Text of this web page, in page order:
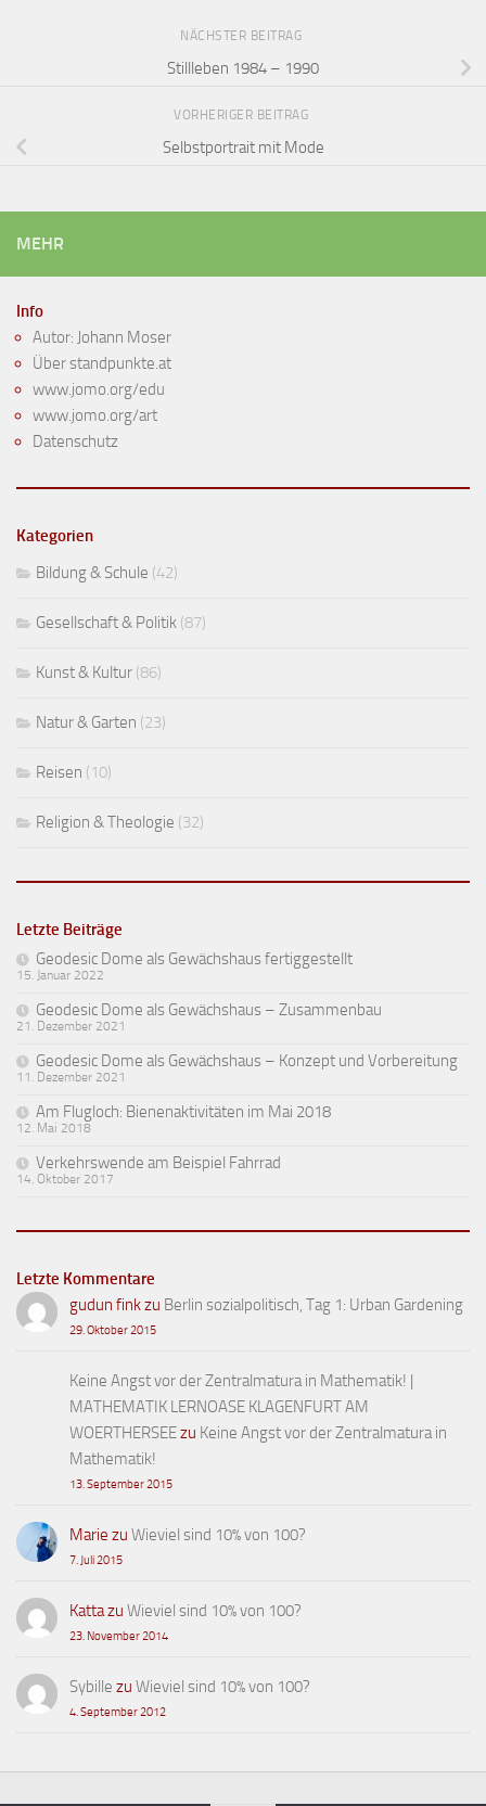
NÄCHSTER BEITRAG
Stillleben 1984 – 1990
VORHERIGER BEITRAG
Selbstportrait mit Mode
MEHR
Info
Autor: Johann Moser
Über standpunkte.at
www.jomo.org/edu
www.jomo.org/art
Datenschutz
Kategorien
Bildung & Schule (42)
Gesellschaft & Politik (87)
Kunst & Kultur (86)
Natur & Garten (23)
Reisen (10)
Religion & Theologie (32)
Letzte Beiträge
Geodesic Dome als Gewächshaus fertiggestellt
15. Januar 2022
Geodesic Dome als Gewächshaus – Zusammenbau
21. Dezember 2021
Geodesic Dome als Gewächshaus – Konzept und Vorbereitung
11. Dezember 2021
Am Flugloch: Bienenaktivitäten im Mai 2018
12. Mai 2018
Verkehrswende am Beispiel Fahrrad
14. Oktober 2017
Letzte Kommentare
gudun finkzu Berlin sozialpolitisch, Tag 1: Urban Gardening
29. Oktober 2015
Keine Angst vor der Zentralmatura in Mathematik! |
MATHEMATIK LERNOASE KLAGENFURT AM
WOERTHERSEEzu Keine Angst vor der Zentralmatura in
Mathematik!
13. September 2015
Marie zu Wieviel sind 10% von 100?
7. Juli 2015
Kattazu Wieviel sind 10% von 100?
23. November 2014
Sybille zu Wieviel sind 10% von 100?
4. September 2012